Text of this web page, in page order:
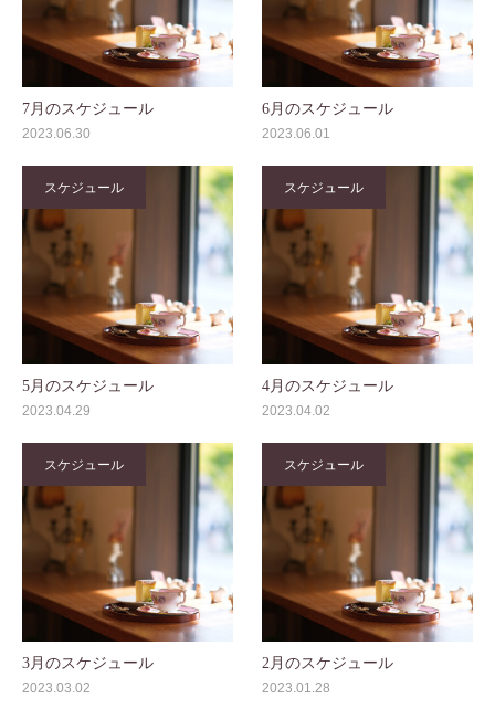
7月のスケジュール
2023.06.30
6月のスケジュール
2023.06.01
スケジュール
5月のスケジュール
2023.04.29
スケジュール
4月のスケジュール
2023.04.02
スケジュール
3月のスケジュール
2023.03.02
スケジュール
2月のスケジュール
2023.01.28